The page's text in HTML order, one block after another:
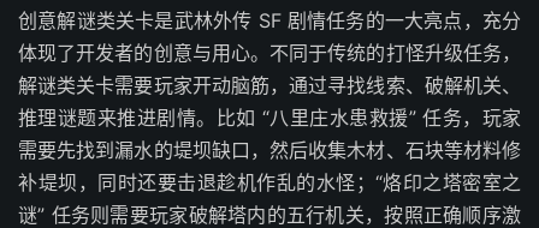
创意解谜类关卡是武林外传 SF 剧情任务的一大亮点，充分
体现了开发者的创意与用心。不同于传统的打怪升级任务，
解谜类关卡需要玩家开动脑筋，通过寻找线索、破解机关、
推理谜题来推进剧情。比如 “八里庄水患救援” 任务，玩家
需要先找到漏水的堤坝缺口，然后收集木材、石块等材料修
补堤坝，同时还要击退趁机作乱的水怪；“烙印之塔密室之
谜” 任务则需要玩家破解塔内的五行机关，按照正确顺序激